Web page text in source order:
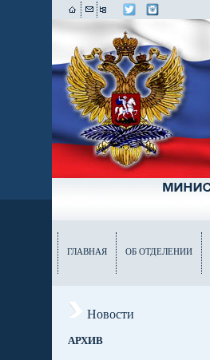
ГЛАВНАЯ ОБ ОТДЕЛЕНИИ
Новости
АРХИВ